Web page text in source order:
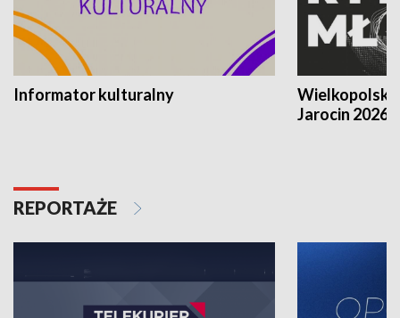
Informator kulturalny
Jarocin 2026
REPORTAŻE